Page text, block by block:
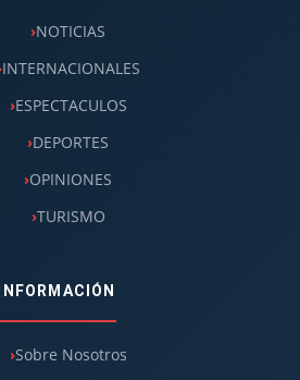
NOTICIAS
INTERNACIONALES
ESPECTACULOS
DEPORTES
OPINIONES
TURISMO
INFORMACIÓN
Sobre Nosotros